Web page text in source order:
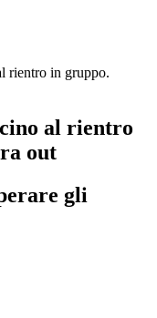
rientro in gruppo.
al rientro
out
gli